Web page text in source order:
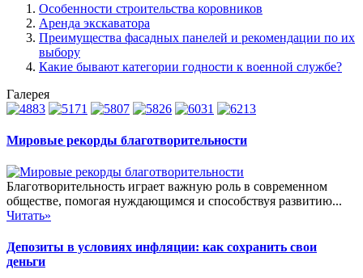
Особенности строительства коровников
Аренда экскаватора
Преимущества фасадных панелей и рекомендации по их
выбору
Какие бывают категории годности к военной службе?
Галерея
Мировые рекорды благотворительности
Благотворительность играет важную роль в современном
обществе, помогая нуждающимся и способствуя развитию...
Читать»
Депозиты в условиях инфляции: как сохранить свои
деньги